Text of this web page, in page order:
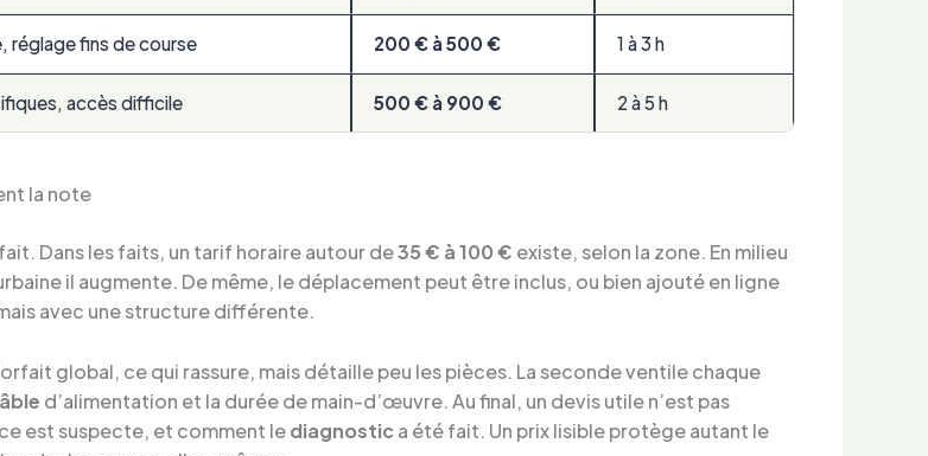
réglage fins de course 200 € à 500 € 1 à 3 h
accès difficile 500 € à 900 € 2 à 5 h
la note
Dans les faits, un tarif horaire autour de35 € à 100 € existe, selon la zone. En milieu
il augmente. De même, le déplacement peut être inclus, ou bien ajouté en ligne
avec une structure différente.
global, ce qui rassure, mais détaille peu les pièces. La seconde ventile chaque
d’alimentation et la durée de main-d’œuvre. Au final, un devis utile n’est pas
est suspecte, et comment lediagnostica été fait. Un prix lisible protège autant le